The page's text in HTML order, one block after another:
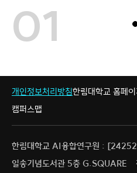
01
개인정보처리방침한림대학교 홈페
캠퍼스맵
한림대학교 AI융합연구원 :
일송기념도서관 5층 G.SQUARE